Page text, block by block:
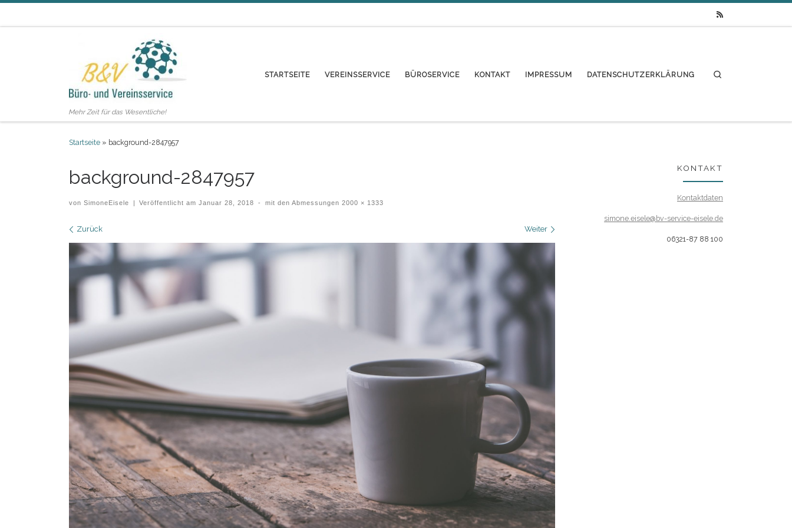
Mehr Zeit für das Wesentliche!
STARTSEITE VEREINSSERVICE BÜROSERVICE KONTAKT IMPRESSUM DATENSCHUTZERKLÄRUNG
Startseite » background-2847957
background-2847957
von SimoneEisele | Veröffentlicht amJanuar 28, 2018 - mit den Abmessungen 2000 × 1333
Bilder Navigation
Zurück Weiter
KONTAKT
Kontaktdaten
simone.eisele@bv-service-eisele.de
06321-87 88 100